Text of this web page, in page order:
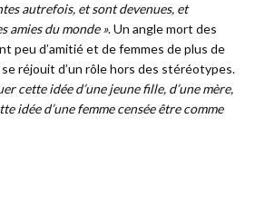
autrefois, et sont devenues, et
amies du monde ». Un angle mort des
peu d’amitié et de femmes de plus de
réjouit d’un rôle hors des stéréotypes.
cette idée d’une jeune fille, d’une mère,
idée d’une femme censée être comme